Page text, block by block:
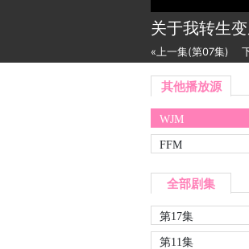
关于我转生
«上一集(第07集)
其他播放源
WJM
FFM
全部剧集
第17集
第11集